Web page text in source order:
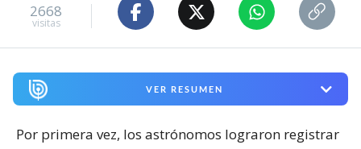
2668
visitas
VER RESUMEN
Por primera vez, los astrónomos lograron registrar